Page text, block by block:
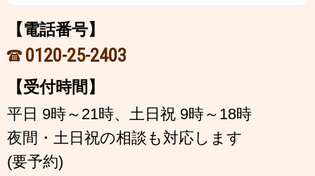
【電話番号】
0120-25-2403
【受付時間】
平日 9時～21時、土日祝 9時～18時
夜間・土日祝の相談も対応します
(要予約)